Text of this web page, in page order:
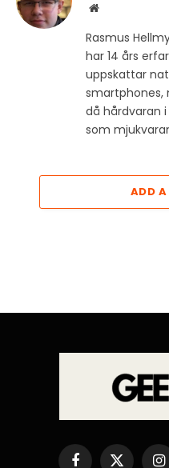
Website
Rasmus
har 14 års
uppskattar
smartphones,
då hårdvaran
som
ADD A